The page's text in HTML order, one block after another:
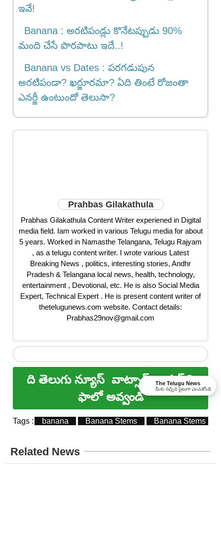
ఇవే!
Banana : అరటిపండ్లు కొనేటప్పుడు 90%
మంది చేసే పొరపాటు ఇదే..!
Banana vs Dates : పరగడుపున
అరటిపండా? ఖర్జూరమా? ఏది తింటే రోజంతా
ఎనర్జీ ఉంటుందో తెలుసా?
Prahbas Gilakathula
Prabhas Gilakathula Content Writer experiened in Digital
media field. Iam worked in various Telugu media for about
5 years. Worked in Namasthe Telangana, Telugu Rajyam
, as a telugu content writer. I wrote various Latest
Breaking News , politics, interesting stories, Andhr
Pradesh & Telangana local news, health, technology,
entertainment , Devotional, etc. He is also Social Media
Expert, Technical Expert . He is present content writer of
thetelugunews.com website. Contact details:
Prabhas29nov@gmail.com
ది తెలుగు న్యూస్ వాట్సాప్ ఛానల్ ని
ఫాలో అవ్వండి
Tags : banana Banana Stems Banana Stems
Related News
The Telugu News
మీకు నచ్చిన సైటుగా ఎంచుకోండి